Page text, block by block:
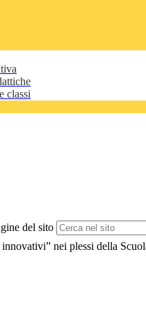
classi
del sito
nei plessi della